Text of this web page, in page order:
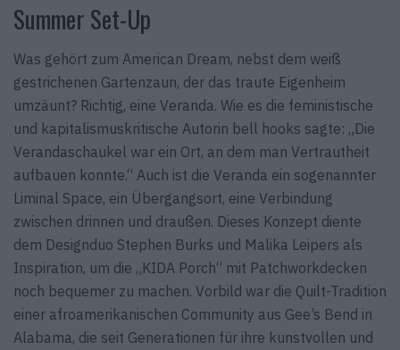
Summer Set-Up
Was gehört zum American Dream, nebst dem weiß
gestrichenen Gartenzaun, der das traute Eigenheim
umzäunt? Richtig, eine Veranda. Wie es die feministische
und kapitalismuskritische Autorin bell hooks sagte: „Die
Verandaschaukel war ein Ort, an dem man Vertrautheit
aufbauen konnte.“ Auch ist die Veranda ein sogenannter
Liminal Space, ein Übergangsort, eine Verbindung
zwischen drinnen und draußen. Dieses Konzept diente
dem Designduo Stephen Burks und Malika Leipers als
Inspiration, um die „KIDA Porch“ mit Patchworkdecken
noch bequemer zu machen. Vorbild war die Quilt-Tradition
einer afroamerikanischen Community aus Gee’s Bend in
Alabama, die seit Generationen für ihre kunstvollen und